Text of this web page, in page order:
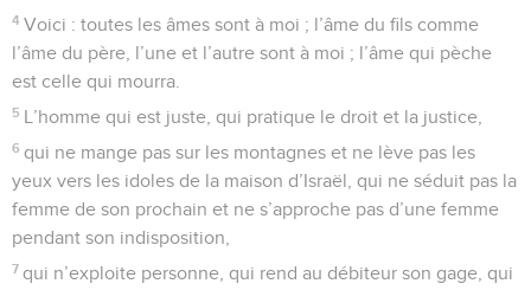
4 Voici : toutes les âmes sont à moi ; l’âme du fils comme
l’âme du père, l’une et l’autre sont à moi ; l’âme qui pèche
est celle qui mourra.
5 L’homme qui est juste, qui pratique le droit et la justice,
6 qui ne mange pas sur les montagnes et ne lève pas les
yeux vers les idoles de la maison d’Israël, qui ne séduit pas la
femme de son prochain et ne s’approche pas d’une femme
pendant son indisposition,
7 qui n’exploite personne, qui rend au débiteur son gage, qui